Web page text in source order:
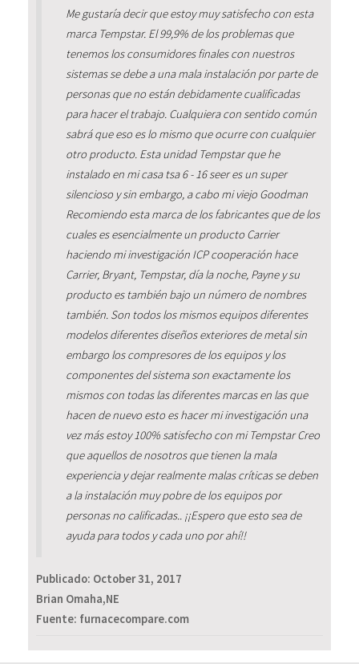
Me gustaría decir que estoy muy satisfecho con esta
marca Tempstar. El 99,9% de los problemas que
tenemos los consumidores finales con nuestros
sistemas se debe a una mala instalación por parte de
personas que no están debidamente cualificadas
para hacer el trabajo. Cualquiera con sentido común
sabrá que eso es lo mismo que ocurre con cualquier
otro producto. Esta unidad Tempstar que he
instalado en mi casa tsa 6 - 16 seer es un super
silencioso y sin embargo, a cabo mi viejo Goodman
Recomiendo esta marca de los fabricantes que de los
cuales es esencialmente un producto Carrier
haciendo mi investigación ICP cooperación hace
Carrier, Bryant, Tempstar, día la noche, Payne y su
producto es también bajo un número de nombres
también. Son todos los mismos equipos diferentes
modelos diferentes diseños exteriores de metal sin
embargo los compresores de los equipos y los
componentes del sistema son exactamente los
mismos con todas las diferentes marcas en las que
hacen de nuevo esto es hacer mi investigación una
vez más estoy 100% satisfecho con mi Tempstar Creo
que aquellos de nosotros que tienen la mala
experiencia y dejar realmente malas críticas se deben
a la instalación muy pobre de los equipos por
personas no calificadas.. ¡¡Espero que esto sea de
ayuda para todos y cada uno por ahí!!
Publicado: October 31, 2017
Brian Omaha,NE
Fuente: furnacecompare.com